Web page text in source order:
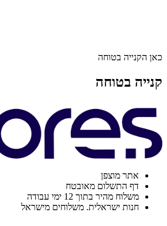
כאן הקנייה בטוחה
קנייה בטוחה
אתר מוצפן
דף התשלום מאובטח
משלוח מהיר בתוך 12 ימי עבודה
חנות ישראלית. משלוחים מישראל